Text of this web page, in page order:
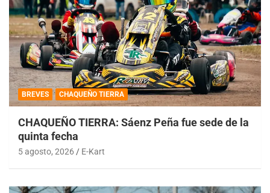
BREVES CHAQUEÑO TIERRA
CHAQUEÑO TIERRA: Sáenz Peña fue sede de la
quinta fecha
5 agosto, 2026 E-Kart